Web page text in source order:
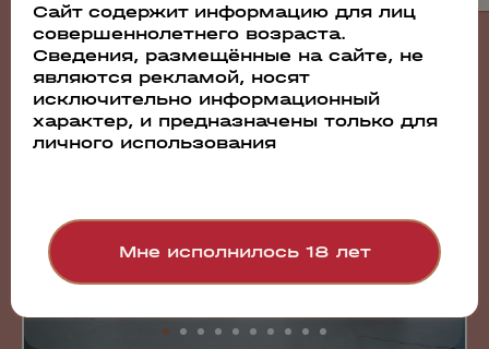
23.07.2026
Сайт содержит информацию для лиц
совершеннолетнего возраста.
Сведения, размещённые на сайте, не
являются рекламой, носят
исключительно информационный
характер, и предназначены только для
личного использования
Мне исполнилось 18 лет